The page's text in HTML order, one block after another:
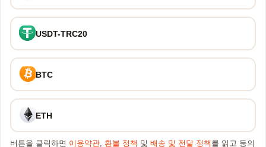
USDT-TRC20
BTC
ETH
버튼을 클릭하면 이용약관, 환불 정책 및 배송 및 전달 정책 를 읽고 동의